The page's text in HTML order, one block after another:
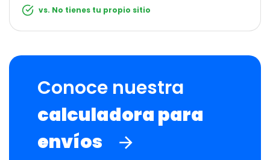
vs. No tienes tu propio sitio
Conoce nuestra
calculadora para
envíos